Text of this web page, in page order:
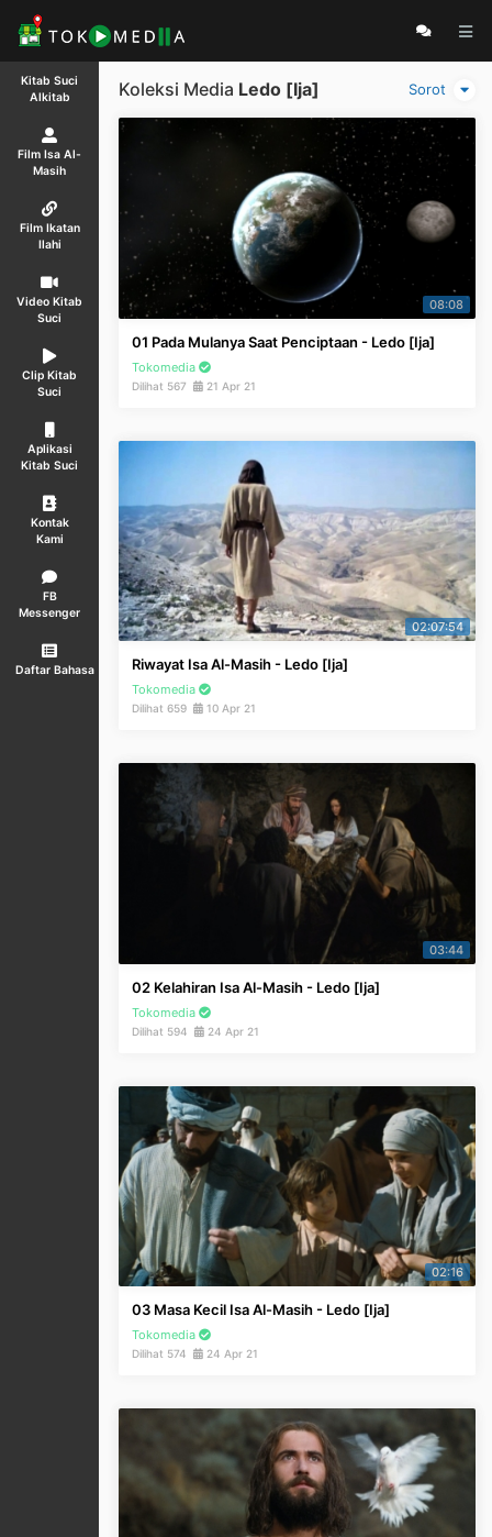
Kitab Suci
Alkitab
Film Isa Al-
Masih
Film Ikatan
Ilahi
Video Kitab
Suci
Clip Kitab
Suci
Aplikasi
Kitab Suci
Kontak
Kami
FB
Messenger
Daftar Bahasa
Sorot
Koleksi Media Ledo [Ija]
08:08
01 Pada Mulanya Saat Penciptaan - Ledo [Ija]
Tokomedia
Dilihat 567 21 Apr 21
02:07:54
Riwayat Isa Al-Masih - Ledo [Ija]
Tokomedia
Dilihat 659 10 Apr 21
03:44
02 Kelahiran Isa Al-Masih - Ledo [Ija]
Tokomedia
Dilihat 594 24 Apr 21
02:16
03 Masa Kecil Isa Al-Masih - Ledo [Ija]
Tokomedia
Dilihat 574 24 Apr 21